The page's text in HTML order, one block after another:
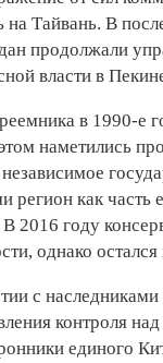
на Тайвань. В
продолжали
власти в
в 1990-е
наметились
как часть
2016 году
однако
с
контроля
единого